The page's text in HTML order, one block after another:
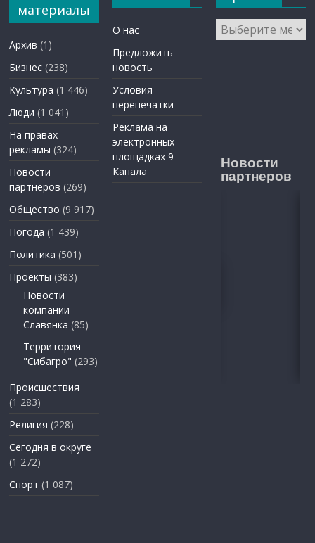
материалы
Архив (1)
Бизнес (238)
Культура (1 446)
Люди (1 041)
На правах
рекламы (324)
Новости
партнеров (269)
Общество (9 917)
Погода (1 439)
Политика (501)
Проекты (383)
Новости
компании
Славянка (85)
Территория
"Сибагро" (293)
Происшествия
(1 283)
Религия (228)
Сегодня в округе
(1 272)
Спорт (1 087)
О нас
Предложить
новость
Условия
перепечатки
Реклама на
электронных
площадках 9
Канала
Архивы
Новости
партнеров